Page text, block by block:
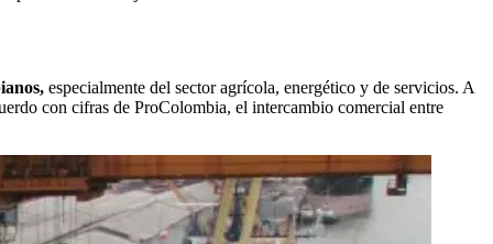
especialmente del sector agrícola, energético y de servicios. A
con cifras de ProColombia, el intercambio comercial entre